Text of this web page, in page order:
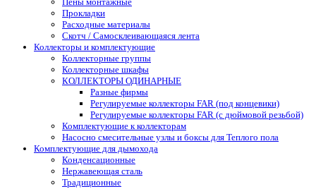
Прокладки
Расходные материалы
Скотч / Самосклеивающаяся лента
Коллекторы и комплектующие
Коллекторные группы
Коллекторные шкафы
КОЛЛЕКТОРЫ ОДИНАРНЫЕ
Разные фирмы
Регулируемые коллекторы FAR (под концевики)
Регулируемые коллекторы FAR (с дюймовой резьбой)
Комплектующие к коллекторам
Насосно смесительные узлы и боксы для Теплого пола
Комплектующие для дымохода
Конденсационные
Нержавеющая сталь
Традиционные